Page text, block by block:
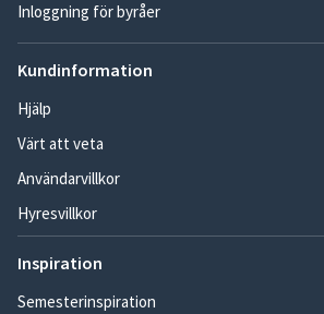
Inloggning för byråer
Kundinformation
Hjälp
Värt att veta
Användarvillkor
Hyresvillkor
Inspiration
Semesterinspiration